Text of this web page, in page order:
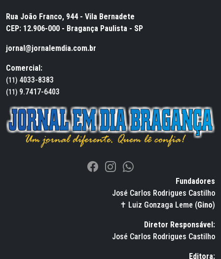
Rua João Franco, 944 - Vila Bernadete
CEP: 12.906-000 - Bragança Paulista - SP
jornal@jornalemdia.com.br
Comercial:
(11) 4033-8383
(11) 9.7417-6403
Fundadores
José Carlos Rodrigues Castilho
✝ Luiz Gonzaga Leme (Gino)
Diretor Responsável:
José Carlos Rodrigues Castilho
Editora: